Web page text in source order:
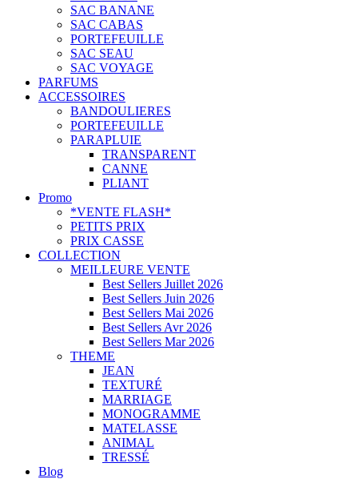
SAC BANANE
SAC CABAS
PORTEFEUILLE
SAC SEAU
SAC VOYAGE
PARFUMS
ACCESSOIRES
BANDOULIERES
PORTEFEUILLE
PARAPLUIE
TRANSPARENT
CANNE
PLIANT
Promo
*VENTE FLASH*
PETITS PRIX
PRIX CASSE
COLLECTION
MEILLEURE VENTE
Best Sellers Juillet 2026
Best Sellers Juin 2026
Best Sellers Mai 2026
Best Sellers Avr 2026
Best Sellers Mar 2026
THEME
JEAN
TEXTURÉ
MARRIAGE
MONOGRAMME
MATELASSE
ANIMAL
TRESSÉ
Blog